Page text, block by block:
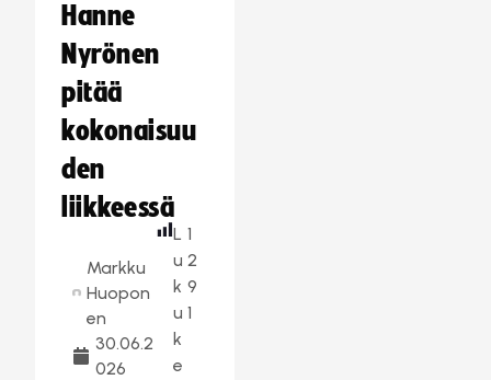
Hanne
Nyrönen
pitää
kokonaisuu
den
liikkeessä
Markku
Huopon
en
30.06.2
026
L
u
k
u
k
e
1
2
9
1